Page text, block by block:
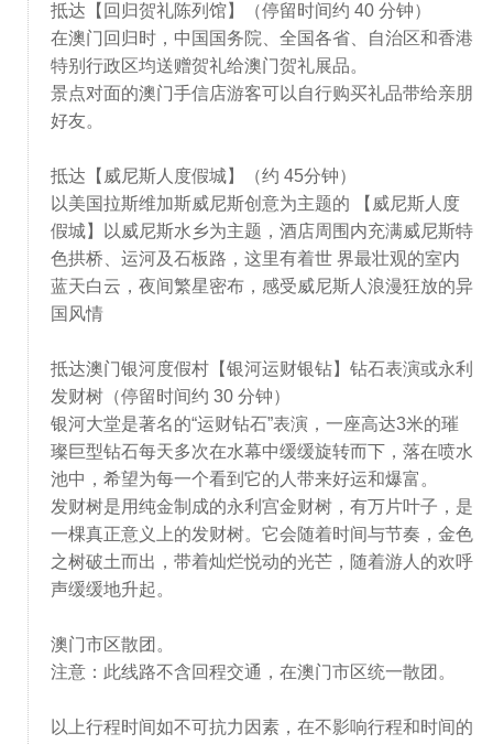
抵达【回归贺礼陈列馆】（停留时间约 40 分钟）
在澳门回归时，中国国务院、全国各省、自治区和香港
特别行政区均送赠贺礼给澳门贺礼展品。
景点对面的澳门手信店游客可以自行购买礼品带给亲朋
好友。
抵达【威尼斯人度假城】（约 45分钟）
以美国拉斯维加斯威尼斯创意为主题的 【威尼斯人度
假城】以威尼斯水乡为主题，酒店周围内充满威尼斯特
色拱桥、运河及石板路，这里有着世 界最壮观的室内
蓝天白云，夜间繁星密布，感受威尼斯人浪漫狂放的异
国风情
抵达澳门银河度假村【银河运财银钻】钻石表演或永利
发财树（停留时间约 30 分钟）
银河大堂是著名的“运财钻石”表演，一座高达3米的璀
璨巨型钻石每天多次在水幕中缓缓旋转而下，落在喷水
池中，希望为每一个看到它的人带来好运和爆富。
发财树是用纯金制成的永利宫金财树，有万片叶子，是
一棵真正意义上的发财树。它会随着时间与节奏，金色
之树破土而出，带着灿烂悦动的光芒，随着游人的欢呼
声缓缓地升起。
澳门市区散团。
注意：此线路不含回程交通，在澳门市区统一散团。
以上行程时间如不可抗力因素，在不影响行程和时间的